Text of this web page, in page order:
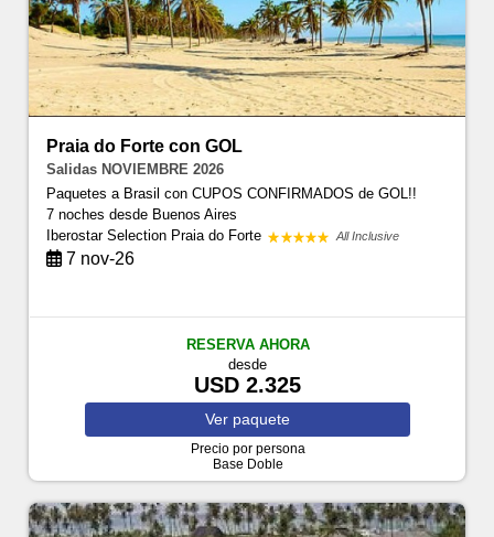
Praia do Forte con GOL
Salidas NOVIEMBRE 2026
Paquetes a Brasil con CUPOS CONFIRMADOS de GOL!!
7 nochesdesde Buenos Aires
Iberostar Selection Praia do Forte
All Inclusive
7 nov-26
RESERVA AHORA
desde
USD 2.325
Ver paquete
Precio por persona
Base Doble